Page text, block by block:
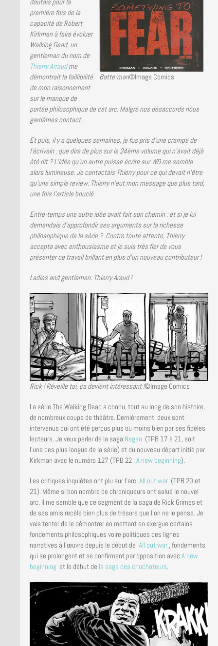
PRESSE
Batte-man©Image Comics
première fois de la
capacité de Robert
Kirkman à faire évoluer
Walking Dead, un
gentleman du nom de
Thierry Arraudme
démontrait la faillibilité
de mon raisonnement
sur le manque de
portée philosophique de cet arc. Malgré nos désaccords nous
gardâmes contact.
Et puis, il y a quelques semaines, je fus pris d’une crampe de
l’écrivain ; que dire de plus sur le 24ème volume qui n’avait déjà
été dit ? L’idée qu’un autre puisse écrire sur WD me sembla
alors lumineuse. Je contactais Thierry pour ce qui devait n’être
qu’une simple review. Thierry n’eut mon message que plus tard,
une fois l’article bouclé.
Entre-temps une autre idée avait fait son chemin : et si je lui
demandais d’approfondir ses arguments sur la richesse
philosophique de la série ? Contre toute attente, Thierry
accepta avec enthousiasme et je suis très fier de vous
présenter ce travail brillant en plus d’un nouveau contributeur !
Ladies and gentlemen: Thierry Araud !
Rick ! Réveille toi, ça devient intéressant !©Image Comics
La série The Walking Dead a connu, tout au long de son histoire,
de nombreux coups de théâtre. Dernièrement, deux sont
intervenus qui ont été perçus plus ou moins bien par ses fidèles
lecteurs. Je veux parler de la saga Negan (TPB 17 à 21, soit
l’une des plus longue de la série) et du nouveau départ initié par
Kirkman avec le numéro 127 (TPB 22 :A new beginning).
Les critiques inquiètes ont plu sur l’arc All out war (TPB 20 et
21). Même si bon nombre de chroniqueurs ont salué le nouvel
arc, il me semble que ce segment de la saga de Rick Grimes et
de ses amis recèle bien plus de trésors que l’on ne le pense. Je
vais tenter de le démontrer en mettant en exergue certains
fondements philosophiques voire politiques des lignes
narratives à l’œuvre depuis le début de All out war , fondements
qui se prolongent et se confirment par opposition avec A new
beginning et le début de la saga des chuchoteurs.